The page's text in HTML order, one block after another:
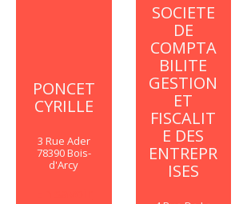
PONCET
CYRILLE
3 Rue Ader
78390 Bois-
d'Arcy
SOCIETE
DE
COMPTA
BILITE
GESTION
ET
FISCALIT
E DES
ENTREPR
ISES